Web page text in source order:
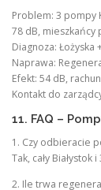
Problem: 3 pompy
78 dB, mieszkańcy
Diagnoza: Łożyska
Naprawa:
Efekt: 54 dB,
Kontakt do
11. FAQ –
1. Czy odbieracie
Tak, cały
2. Ile trwa